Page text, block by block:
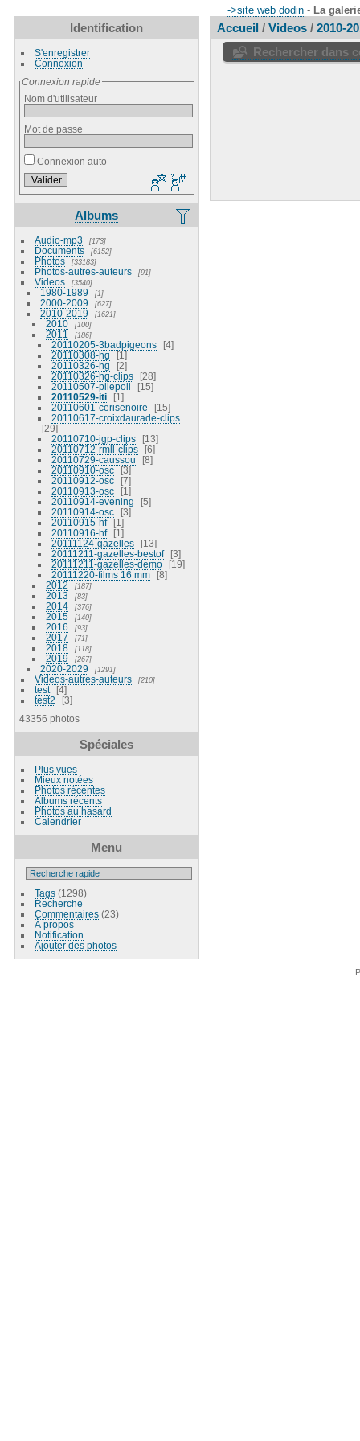
->site web dodin - La
Identification
S'enregistrer
Connexion
Connexion rapide
Nom d'utilisateur
Mot de passe
Connexion auto
Albums
Audio-mp3 173
Documents 6152
Photos 33183
Photos-autres-auteurs 91
Videos 3540
1980-1989 1
2000-2009 627
2010-2019 1621
2010 100
2011 186
20110205-3badpigeons
4
20110308-hg
1
20110326-hg
2
20110326-hg-clips
28
20110507-pilepoil
15
20110529-iti
1
20110601-cerisenoire
15
20110617-croixdaurade-clips
29
20110710-jgp-clips
13
20110712-rmll-clips
6
20110729-caussou
8
20110910-osc
3
20110912-osc
7
20110913-osc
1
20110914-evening
5
20110914-osc
3
20110915-hf
1
20110916-hf
1
20111124-gazelles
13
20111211-gazelles-bestof
3
20111211-gazelles-demo
19
20111220-films 16 mm
8
2012
187
2013 83
2014 376
2015 140
2016 93
2017 71
2018 118
2019 267
2020-2029 1291
Videos-autres-auteurs 210
test
4
test2
3
43356 photos
Spéciales
Plus vues
Mieux notées
Photos récentes
Albums récents
Photos au hasard
Calendrier
Menu
Tags(1298)
Recherche
Commentaires(23)
À propos
Notification
Ajouter des photos
Accueil/ Videos/ 2010-
Rechercher dans